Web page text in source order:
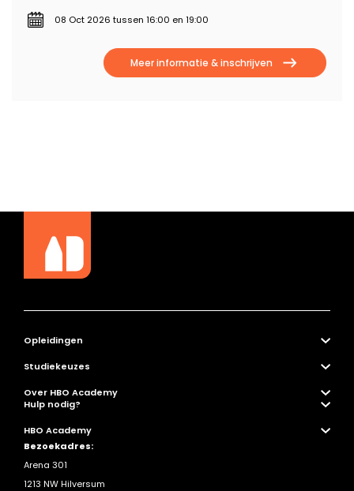
08 Oct 2026 tussen 16:00 en 19:00
Meer informatie & inschrijven
Opleidingen
Studiekeuzes
Over HBO Academy
Hulp nodig?
HBO Academy
Bezoekadres:
Arena 301
1213 NW Hilversum